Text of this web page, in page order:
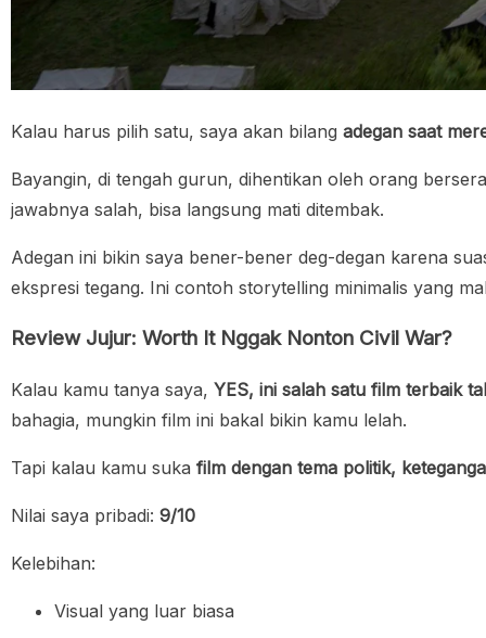
Kalau harus pilih satu, saya akan bilang adegan saat
Bayangin, di tengah gurun, dihentikan oleh orang
jawabnya salah, bisa langsung mati ditembak.
Adegan ini bikin saya bener-bener deg-degan karena
ekspresi tegang. Ini contoh storytelling minimalis yang
Review Jujur: Worth It Nggak Nonton Civil War?
Kalau kamu tanya saya, YES, ini salah satu film terbaik
bahagia, mungkin film ini bakal bikin kamu lelah.
Tapi kalau kamu suka film dengan tema politik,
Nilai saya pribadi: 9/10
Kelebihan:
Visual yang luar biasa